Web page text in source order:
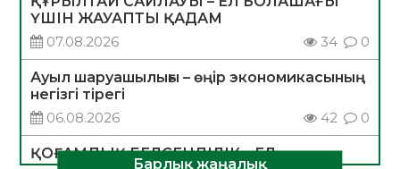
ҮШІН ЖАУАПТЫ ҚАДАМ
07.08.2026
34 0
Ауыл шаруашылығы – өңір экономикасының
негізгі тірегі
06.08.2026
42 0
ҚОҒАМДЫҚ БЕЛСЕНДІЛІК – ЕЛ
Барлық жаңалық